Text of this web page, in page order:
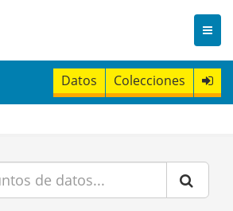
Datos Colecciones